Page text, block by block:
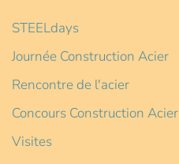
STEELdays
Journée Construction Acier
Rencontre de l'acier
Concours Construction Acier
Visites